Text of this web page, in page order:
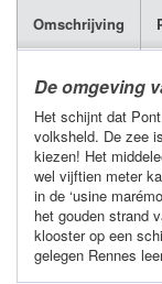
Omschrijving
De omgeving
Het schijnt dat
volksheld. De zee
kiezen! Het
wel vijftien meter
in de ‘usine
het gouden strand
klooster op een
gelegen Rennes